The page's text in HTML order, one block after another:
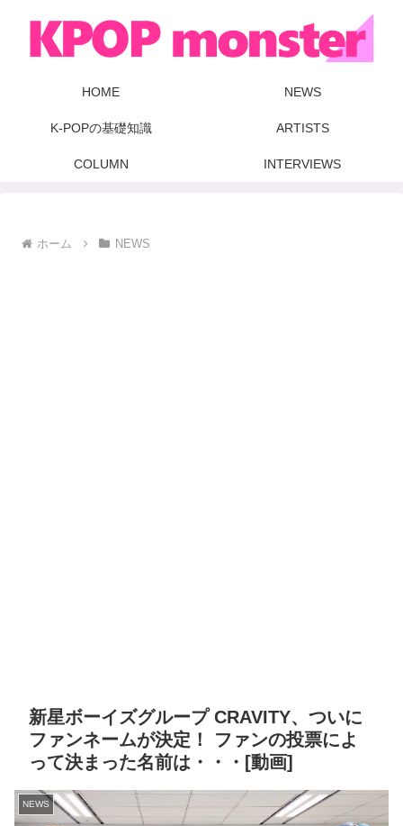
HOME NEWS
K-POPの基礎知識 ARTISTS
COLUMN INTERVIEWS
ホーム NEWS
新星ボーイズグループ CRAVITY、ついに
ファンネームが決定！ ファンの投票によ
って決まった名前は・・・[動画]
NEWS